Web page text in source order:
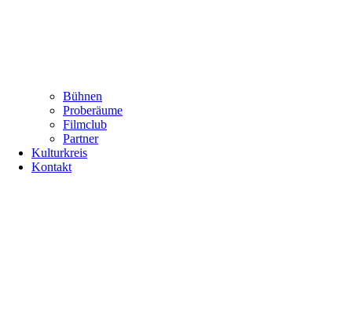
Bühnen
Proberäume
Filmclub
Partner
Kulturkreis
Kontakt